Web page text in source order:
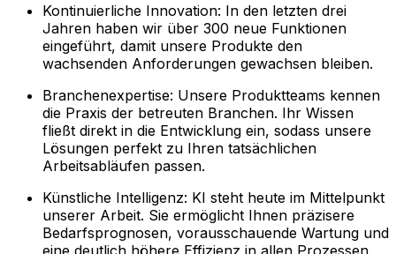
Kontinuierliche Innovation: In den letzten drei
Jahren haben wir über 300 neue Funktionen
eingeführt, damit unsere Produkte den
wachsenden Anforderungen gewachsen bleiben.
Branchenexpertise: Unsere Produktteams kennen
die Praxis der betreuten Branchen. Ihr Wissen
fließt direkt in die Entwicklung ein, sodass unsere
Lösungen perfekt zu Ihren tatsächlichen
Arbeitsabläufen passen.
Künstliche Intelligenz: KI steht heute im Mittelpunkt
unserer Arbeit. Sie ermöglicht Ihnen präzisere
Bedarfsprognosen, vorausschauende Wartung und
eine deutlich höhere Effizienz in allen Prozessen.